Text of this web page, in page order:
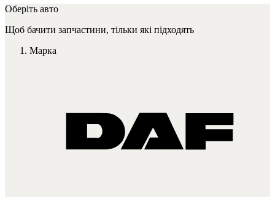
Оберіть авто
Щоб бачити запчастини, тільки які підходять
Марка